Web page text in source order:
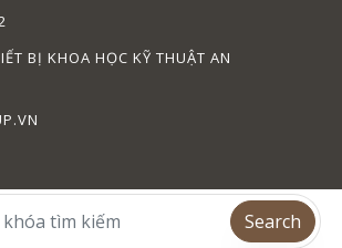
BỊ KHOA HỌC KỸ THUẬT AN
Search